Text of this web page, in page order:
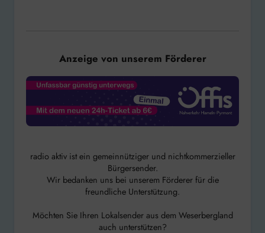
Anzeige von unserem Förderer
radio aktiv ist ein gemeinnütziger und nichtkommerzieller
Bürgersender.
Wir bedanken uns bei unserem Förderer für die
freundliche Unterstützung.
Möchten Sie Ihren Lokalsender aus dem Weserbergland
auch unterstützen?